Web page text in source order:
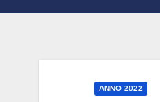
ANNO 2022